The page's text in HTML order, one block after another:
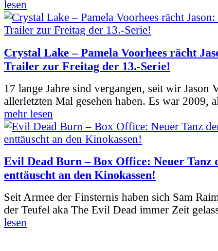
lesen
Crystal Lake – Pamela Voorhees rächt
Trailer zur Freitag der 13.-Serie!
17 lange Jahre sind vergangen, seit wir Jason
allerletzten Mal gesehen haben. Es war 2009,
mehr lesen
Evil Dead Burn – Box Office: Neuer Tanz
enttäuscht an den Kinokassen!
Seit Armee der Finsternis haben sich Sam
der Teufel aka The Evil Dead immer Zeit
lesen